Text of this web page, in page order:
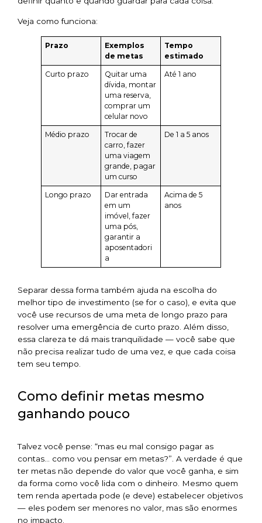
Veja como funciona:
Prazo
Exemplos
de metas
Tempo
estimado
Curto prazo
Quitar uma
dívida, montar
uma reserva,
comprar um
celular novo
Até 1 ano
Médio prazo
Trocar de
carro, fazer
uma viagem
grande, pagar
um curso
De 1 a 5 anos
Longo prazo
Dar entrada
em um
imóvel, fazer
uma pós,
garantir a
aposentadori
a
Acima de 5
anos
Separar dessa forma também ajuda na escolha do
melhor tipo de investimento (se for o caso), e evita que
você use recursos de uma meta de longo prazo para
resolver uma emergência de curto prazo. Além disso,
essa clareza te dá mais tranquilidade — você sabe que
não precisa realizar tudo de uma vez, e que cada coisa
tem seu tempo.
Como definir metas mesmo
ganhando pouco
Talvez você pense: “mas eu mal consigo pagar as
contas… como vou pensar em metas?”. A verdade é que
ter metas não depende do valor que você ganha, e sim
da forma como você lida com o dinheiro. Mesmo quem
tem renda apertada pode (e deve) estabelecer objetivos
— eles podem ser menores no valor, mas são enormes
no impacto.